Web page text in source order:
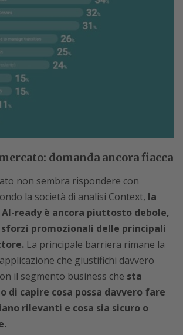
domanda ancora fiacca
non sembra rispondere con
la società di analisi Context, la
AI-ready è ancora piuttosto debole,
promozionali delle principali
La principale barriera rimane la
che giustifichi davvero
il segmento business che sta
di capire cosa possa davvero fare
rilevanti e cosa sia sicuro o